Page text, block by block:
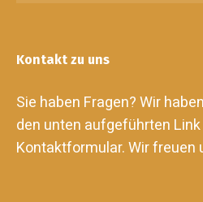
Kontakt zu uns
Sie haben Fragen? Wir
den unten aufgeführten
Kontaktformular. Wir freuen